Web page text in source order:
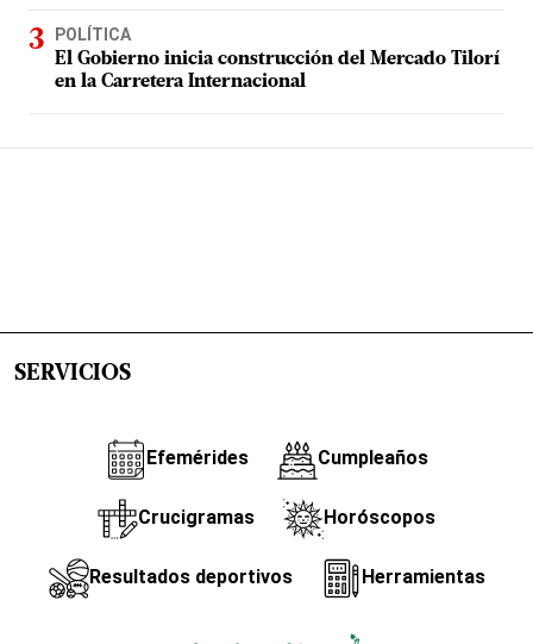
POLÍTICA
El Gobierno inicia construcción del Mercado Tilorí
en la Carretera Internacional
SERVICIOS
Efemérides Cumpleaños
Crucigramas Horóscopos
Resultados deportivos Herramientas